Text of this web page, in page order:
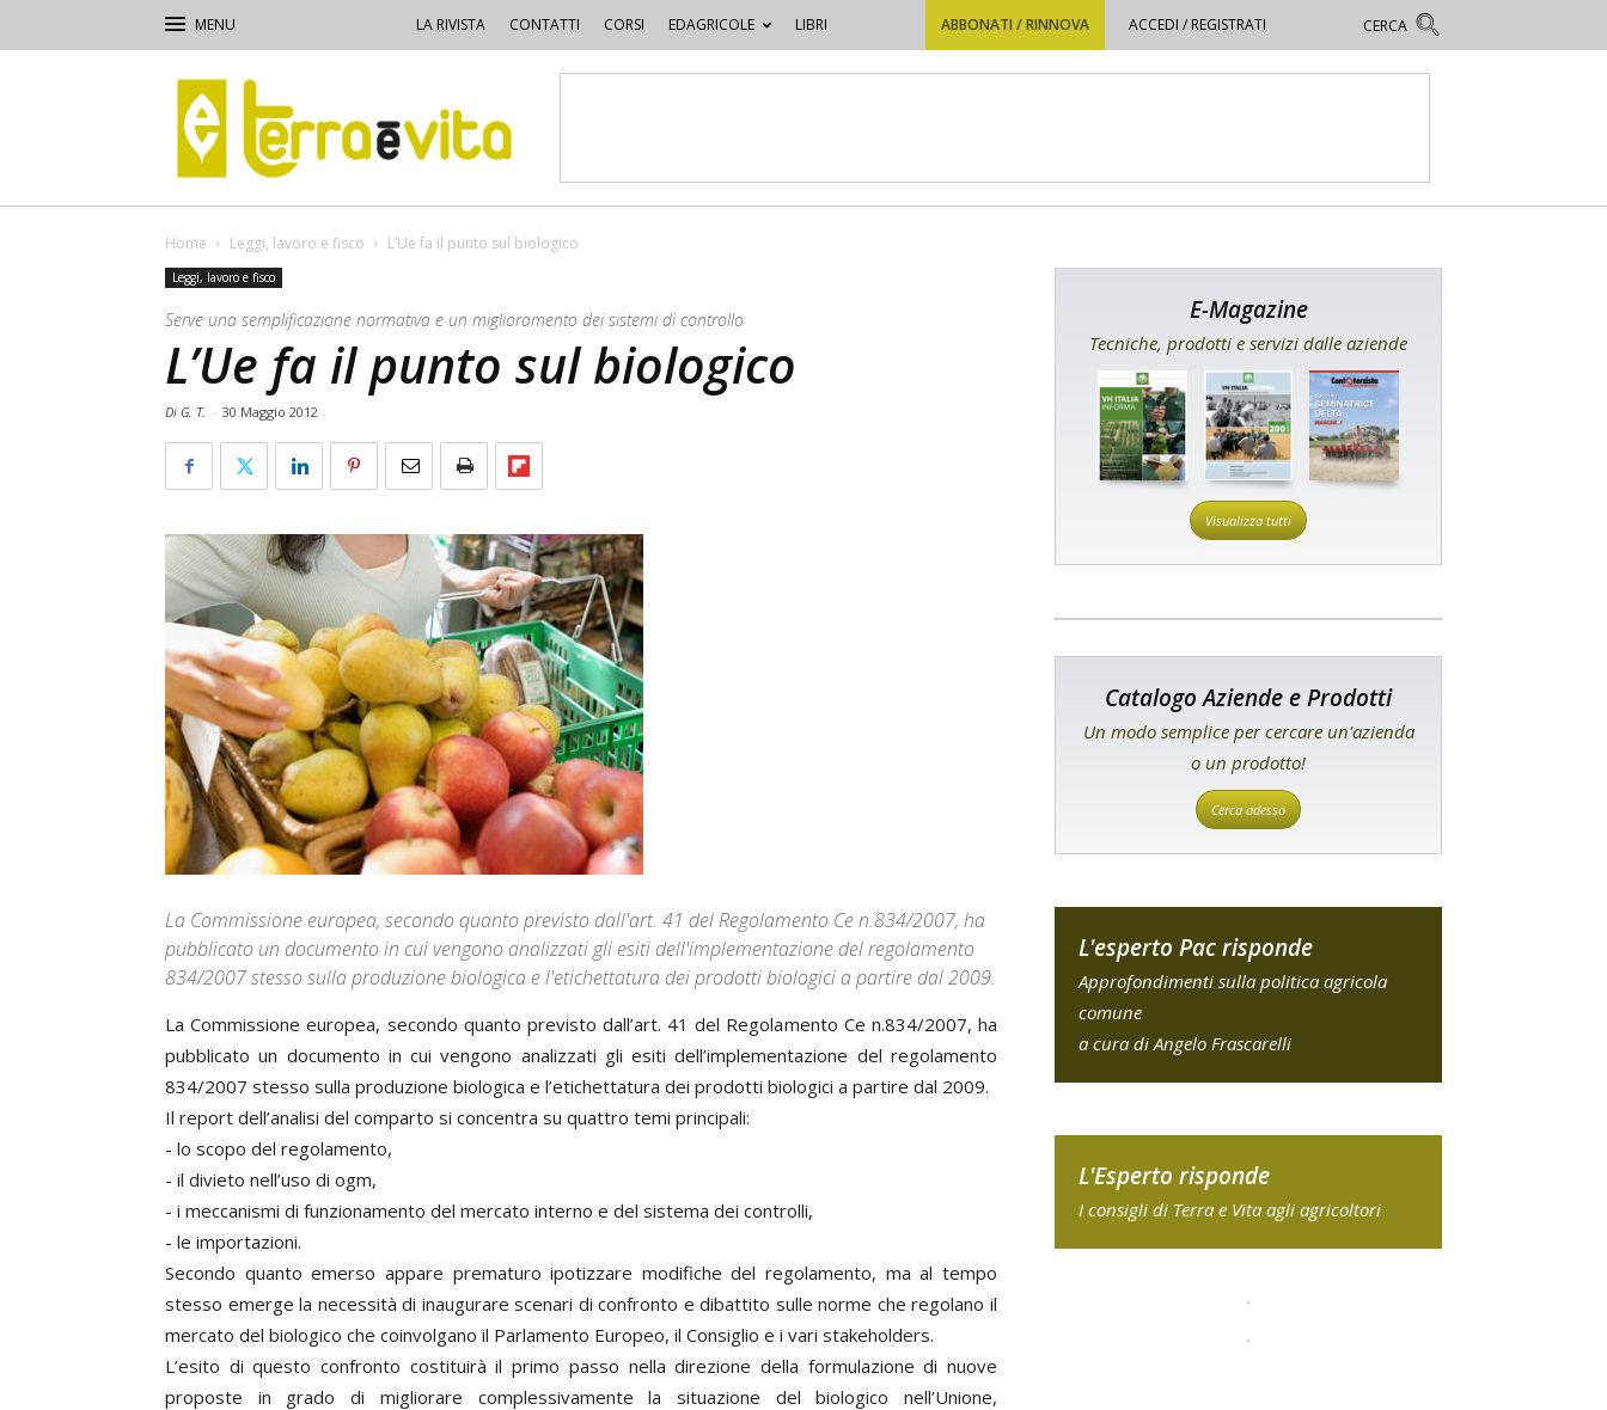
LA RIVISTA CONTATTI CORSI EDAGRICOLE LIBRI ABBONATI / RINNOVA ACCEDI / REGISTRATI
Terra
e
Vita
Home Leggi, lavoro e fisco L’Ue fa il punto sul biologico
Leggi, lavoro e fisco
Serve una semplificazione normativa e un miglioramento dei sistemi di controllo
L’Ue fa il punto sul biologico
Di G. T. - 30 Maggio 2012
La Commissione europea, secondo quanto previsto dall'art. 41 del Regolamento Ce n.834/2007, ha
pubblicato un documento in cui vengono analizzati gli esiti dell'implementazione del regolamento
834/2007 stesso sulla produzione biologica e l'etichettatura dei prodotti biologici a partire dal 2009.
La Commissione europea, secondo quanto previsto dall’art. 41 del Regolamento Ce n.834/2007, ha
pubblicato un documento in cui vengono analizzati gli esiti dell’implementazione del regolamento
834/2007 stesso sulla produzione biologica e l’etichettatura dei prodotti biologici a partire dal 2009.
Il report dell’analisi del comparto si concentra su quattro temi principali:
- lo scopo del regolamento,
- il divieto nell’uso di ogm,
- i meccanismi di funzionamento del mercato interno e del sistema dei controlli,
- le importazioni.
Secondo quanto emerso appare prematuro ipotizzare modifiche del regolamento, ma al tempo
stesso emerge la necessità di inaugurare scenari di confronto e dibattito sulle norme che regolano il
mercato del biologico che coinvolgano il Parlamento Europeo, il Consiglio e i vari stakeholders.
L’esito di questo confronto costituirà il primo passo nella direzione della formulazione di nuove
proposte in grado di migliorare complessivamente la situazione del biologico nell’Unione,
E-Magazine
Tecniche, prodotti e servizi dalle aziende
Visualizza tutti
Catalogo Aziende e Prodotti
Un modo semplice per cercare un'azienda
o un prodotto!
Cerca adesso
L'esperto Pac risponde
Approfondimenti sulla politica agricola
comune
a cura di Angelo Frascarelli
L'Esperto risponde
I consigli di Terra e Vita agli agricoltori